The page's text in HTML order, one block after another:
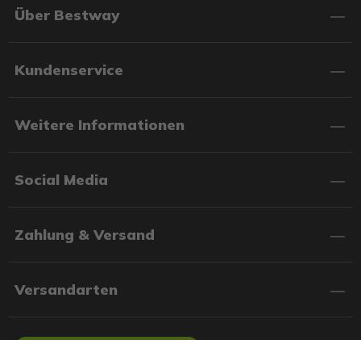
Über Bestway
Kundenservice
Weitere Informationen
Social Media
Zahlung & Versand
Versandarten